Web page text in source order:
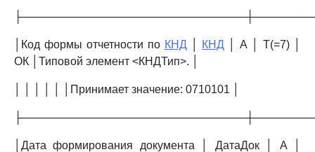
│Код формы отчетности по КНД│ КНД │ А │ T(=7) │
ОК │Типовой элемент <КНДТип>. │
│ │ │ │ │ │Принимает значение: 0710101 │
│Дата формирования документа │ ДатаДок │ А │